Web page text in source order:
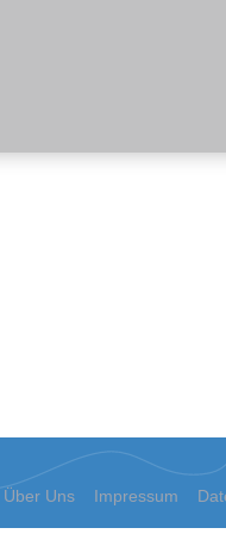
Über Uns Impressum